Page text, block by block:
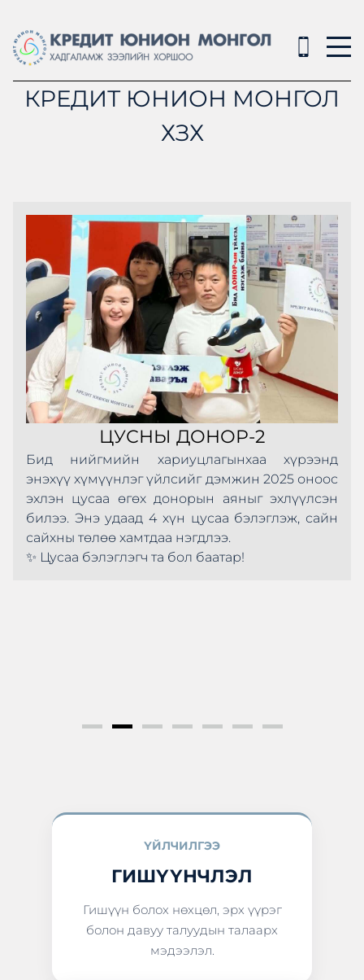
КРЕДИТ ЮНИОН МОНГОЛ
ХЗХ
ЦУСНЫ ДОНОР-2
Бид нийгмийн хариуцлагынхаа хүрээнд
энэхүү хүмүүнлэг үйлсийг дэмжин 2025 оноос
эхлэн цусаа өгөх донорын аяныг эхлүүлсэн
билээ. Энэ удаад 4 хүн цусаа бэлэглэж, сайн
сайхны төлөө хамтдаа нэгдлээ.
✨ Цусаа бэлэглэгч та бол баатар!
ҮЙЛЧИЛГЭЭ
ГИШҮҮНЧЛЭЛ
Гишүүн болох нөхцөл, эрх үүрэг
болон давуу талуудын талаарх
мэдээлэл.